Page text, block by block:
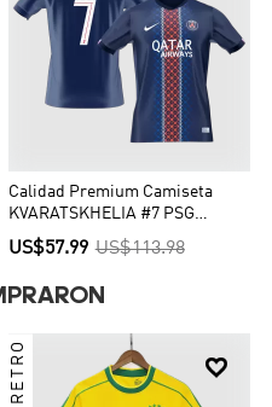
Calidad Premium Camiseta
KVARATSKHELIA #7 PSG
2025/26 Primera Equipación -
Versión Hincha
US$57.99 US$113.98

RETRO